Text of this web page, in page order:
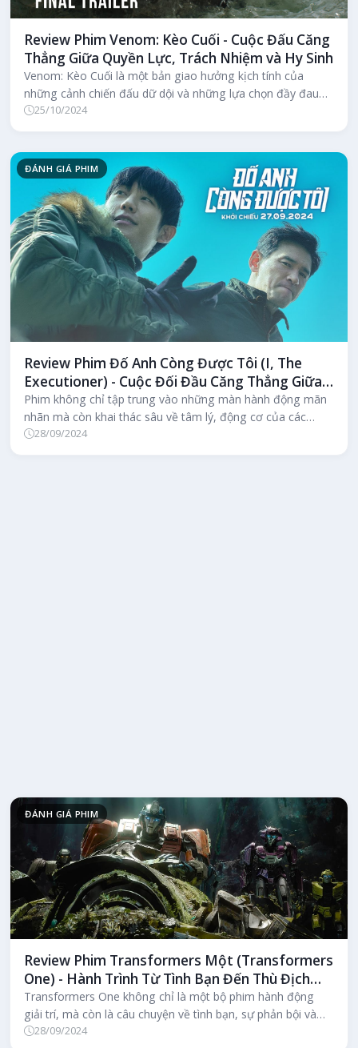
Review Phim Venom: Kèo Cuối - Cuộc Đấu Căng
Thẳng Giữa Quyền Lực, Trách Nhiệm và Hy Sinh
Venom: Kèo Cuối là một bản giao hưởng kịch tính của
những cảnh chiến đấu dữ dội và những lựa chọn đầy đau
đớn. Đây là một kết thúc...
25/10/2024
ĐÁNH GIÁ PHIM
Review Phim Đố Anh Còng Được Tôi (I, The
Executioner) - Cuộc Đối Đầu Căng Thẳng Giữa
Công Lý và Tội Ác
Phim không chỉ tập trung vào những màn hành động mãn
nhãn mà còn khai thác sâu về tâm lý, động cơ của các
nhân vật chính.
28/09/2024
ĐÁNH GIÁ PHIM
Review Phim Transformers Một (Transformers
One) - Hành Trình Từ Tình Bạn Đến Thù Địch
Trên Cybertron
Transformers One không chỉ là một bộ phim hành động
giải trí, mà còn là câu chuyện về tình bạn, sự phản bội và
cuộc đấu tranh vì l...
28/09/2024